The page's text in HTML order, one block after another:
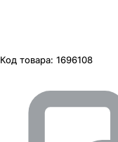
Код товара: 1696108